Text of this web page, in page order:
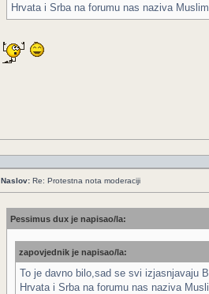
Hrvata i Srba na forumu nas naziva
Naslov: Re: Protestna nota moderaciji
Pessimus dux je napisao/la:
zapovjednik je napisao/la:
To je davno bilo,sad se svi izjasnjavaju
Hrvata i Srba na forumu nas naziva